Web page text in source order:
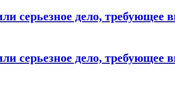
серьезное дело, требующее
серьезное дело, требующее